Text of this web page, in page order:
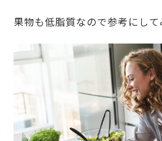
果物も低脂質なので参考にし